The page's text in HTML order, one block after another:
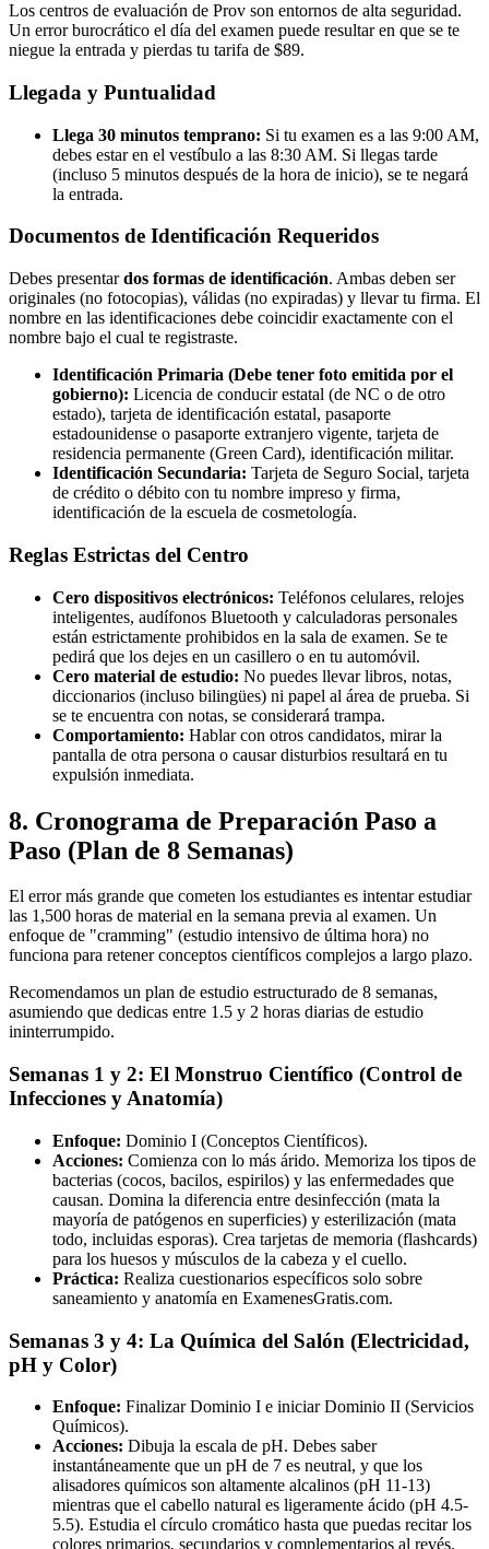
Los centros de evaluación de Prov son entornos de alta seguridad.
Un error burocrático el día del examen puede resultar en que se te
niegue la entrada y pierdas tu tarifa de $89.
Llegada y Puntualidad
Llega 30 minutos temprano: Si tu examen es a las 9:00 AM,
debes estar en el vestíbulo a las 8:30 AM. Si llegas tarde
(incluso 5 minutos después de la hora de inicio), se te negará
la entrada.
Documentos de Identificación Requeridos
Debes presentardos formas de identificación. Ambas deben ser
originales (no fotocopias), válidas (no expiradas) y llevar tu firma. El
nombre en las identificaciones debe coincidir exactamente con el
nombre bajo el cual te registraste.
Identificación Primaria (Debe tener foto emitida por el
gobierno): Licencia de conducir estatal (de NC o de otro
estado), tarjeta de identificación estatal, pasaporte
estadounidense o pasaporte extranjero vigente, tarjeta de
residencia permanente (Green Card), identificación militar.
Identificación Secundaria: Tarjeta de Seguro Social, tarjeta
de crédito o débito con tu nombre impreso y firma,
identificación de la escuela de cosmetología.
Reglas Estrictas del Centro
Cero dispositivos electrónicos: Teléfonos celulares, relojes
inteligentes, audífonos Bluetooth y calculadoras personales
están estrictamente prohibidos en la sala de examen. Se te
pedirá que los dejes en un casillero o en tu automóvil.
Cero material de estudio: No puedes llevar libros, notas,
diccionarios (incluso bilingües) ni papel al área de prueba. Si
se te encuentra con notas, se considerará trampa.
Comportamiento: Hablar con otros candidatos, mirar la
pantalla de otra persona o causar disturbios resultará en tu
expulsión inmediata.
8. Cronograma de Preparación Paso a
Paso (Plan de 8 Semanas)
El error más grande que cometen los estudiantes es intentar estudiar
las 1,500 horas de material en la semana previa al examen. Un
enfoque de "cramming" (estudio intensivo de última hora) no
funciona para retener conceptos científicos complejos a largo plazo.
Recomendamos un plan de estudio estructurado de 8 semanas,
asumiendo que dedicas entre 1.5 y 2 horas diarias de estudio
ininterrumpido.
Semanas 1 y 2: El Monstruo Científico (Control de
Infecciones y Anatomía)
Enfoque: Dominio I (Conceptos Científicos).
Acciones: Comienza con lo más árido. Memoriza los tipos de
bacterias (cocos, bacilos, espirilos) y las enfermedades que
causan. Domina la diferencia entre desinfección (mata la
mayoría de patógenos en superficies) y esterilización (mata
todo, incluidas esporas). Crea tarjetas de memoria (flashcards)
para los huesos y músculos de la cabeza y el cuello.
Práctica: Realiza cuestionarios específicos solo sobre
saneamiento y anatomía en ExamenesGratis.com.
Semanas 3 y 4: La Química del Salón (Electricidad,
pH y Color)
Enfoque: Finalizar Dominio I e iniciar Dominio II (Servicios
Químicos).
Acciones: Dibuja la escala de pH. Debes saber
instantáneamente que un pH de 7 es neutral, y que los
alisadores químicos son altamente alcalinos (pH 11-13)
mientras que el cabello natural es ligeramente ácido (pH 4.5-
5.5). Estudia el círculo cromático hasta que puedas recitar los
colores primarios, secundarios y complementarios al revés.